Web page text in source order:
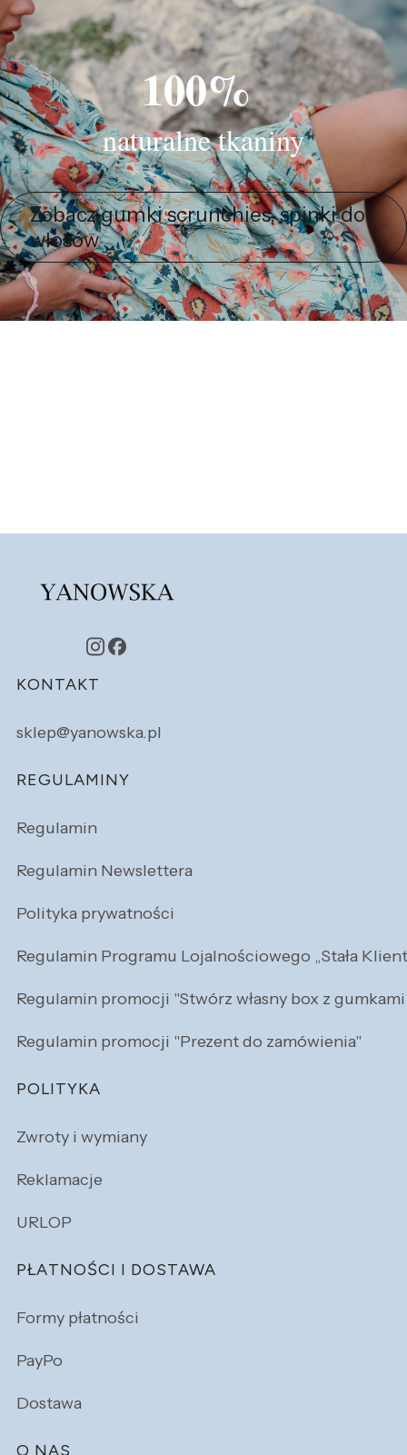
100%
naturalne tkaniny
Zobacz gumki scrunchies, spinki do
włosów
Linki w stopce
KONTAKT
sklep@yanowska.pl
REGULAMINY
Regulamin
Regulamin Newslettera
Polityka prywatności
Regulamin Programu Lojalnościowego „Stała
Regulamin promocji "Stwórz własny box z
Regulamin promocji "Prezent do zamówienia"
POLITYKA
Zwroty i wymiany
Reklamacje
URLOP
PŁATNOŚCI I DOSTAWA
Formy płatności
PayPo
Dostawa
O NAS